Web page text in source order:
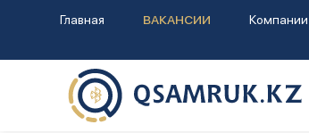
Главная ВАКАНСИИ Компании